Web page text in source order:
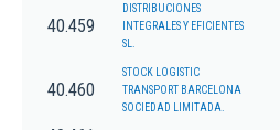
40.459
DISTRIBUCIONES
INTEGRALES Y EFICIENTES
SL.
40.460
STOCK LOGISTIC
TRANSPORT BARCELONA
SOCIEDAD LIMITADA.